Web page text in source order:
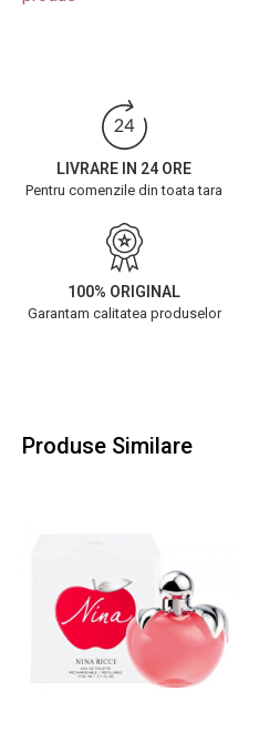
LIVRARE IN 24 ORE
Pentru comenzile din toata tara
100% ORIGINAL
Garantam calitatea produselor
Produse Similare